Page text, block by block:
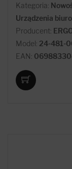
Kategoria:
Urządzenia
Producent:
Model: 24-481-
EAN: